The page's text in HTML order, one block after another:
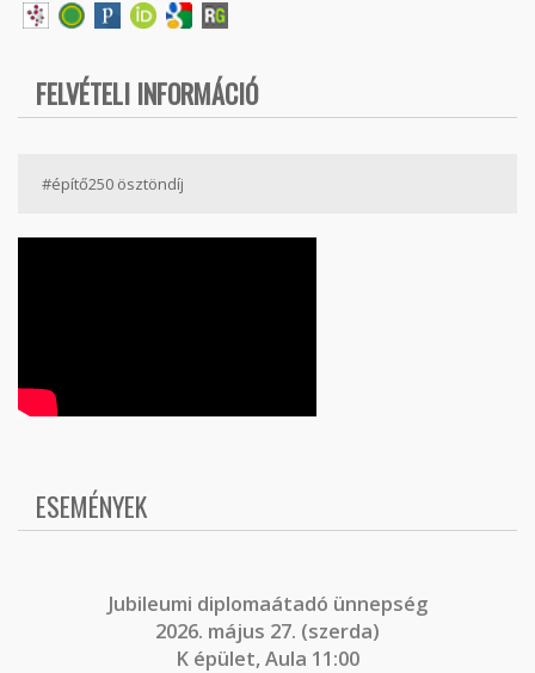
FELVÉTELI INFORMÁCIÓ
#építő250 ösztöndíj
ESEMÉNYEK
Jubileumi diplomaátadó ünnepség
2026. május 27. (szerda)
K épület, Aula 11:00